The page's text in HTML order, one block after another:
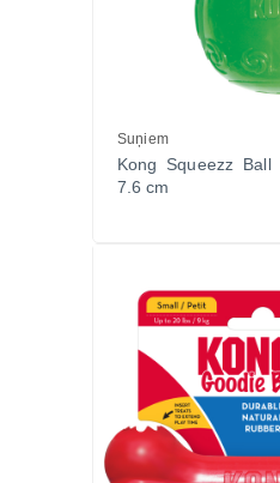
Suņiem
Kong Squeezz Ball
7.6 cm